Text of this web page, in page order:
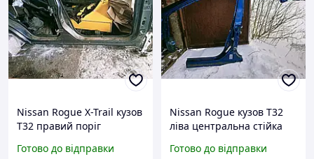
Nissan Rogue X-Trail кузов
Т32 правий поріг
аркаKAD
Готово до відправки
Nissan Rogue кузов Т32
ліва центральна стійка
Готово до відправки